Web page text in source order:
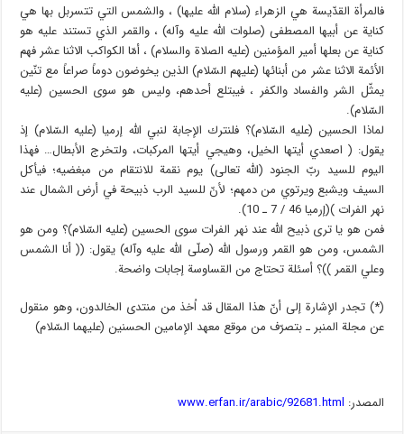
فالمرأة القدّيسة هي الزهراء (سلام الله عليها) ، والشمس التي تتسربل بها هي
كناية عن أبيها المصطفى (صلوات الله عليه وآله) ، والقمر الذي تستند عليه هو
كناية عن بعلها أمير المؤمنين (عليه الصلاة والسلام) ، أمّا الكواكب الاثنا عشر فهم
الأئمة الاثنا عشر من أبنائها (عليهم السّلام) الذين يخوضون دوماً صراعاً مع تنّين
يمثّل الشر والفساد والكفر ، فيبتلع أحدهم، وليس هو سوى الحسين (عليه
السّلام).
لماذا الحسين (عليه السّلام)؟ فلنترك الإجابة لنبي الله إرميا (عليه السّلام) إذ
يقول: ( اصعدي أيتها الخيل، وهيجي أيتها المركبات، ولتخرج الأبطال… فهذا
اليوم للسيد ربّ الجنود (الله تعالى) يوم نقمة للانتقام من مبغضيه؛ فيأكل
السيف ويشبع ويرتوي من دمهم؛ لأنّ للسيد الرب ذبيحة في أرض الشمال عند
نهر الفرات )(إرميا 46 / 7 ـ 10).
فمن هو يا ترى ذبيح الله عند نهر الفرات سوى الحسين (عليه السّلام)؟ ومن هو
الشمس، ومن هو القمر ورسول الله (صلّى الله عليه وآله) يقول: (( أنا الشمس
وعلي القمر ))؟ أسئلة تحتاج من القساوسة إجابات واضحة.
(*) تجدر الإشارة إلى أنّ هذا المقال قد اُخذ من منتدى الخالدون، وهو منقول
عن مجلة المنبر ـ بتصرّف من موقع معهد الإمامين الحسنين (عليهما السّلام)
المصدر: www.erfan.ir/arabic/92681.html